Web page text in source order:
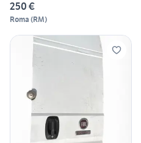
250 €
Roma (RM)